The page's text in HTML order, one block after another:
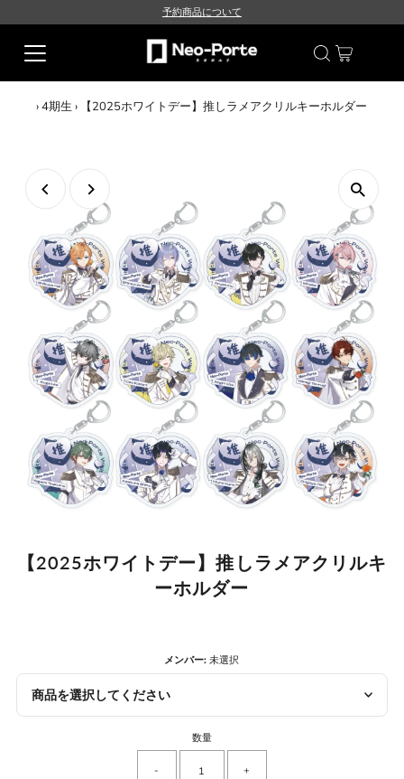
予約商品について
›4期生› 【2025ホワイトデー】推しラメアクリルキーホルダー
【2025ホワイトデー】推しラメアクリルキ
ーホルダー
メンバー: 未選択
商品を選択してください
数量
- +